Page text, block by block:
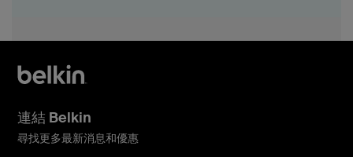
連結 Belkin
尋找更多最新消息和優惠